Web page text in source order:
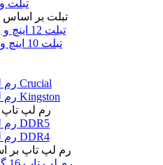
تبلت
تبلت بر
تبلت 12 اینچ و بزرگ‌تر
تبلت 10 اینچ و بزرگتر
رم لپ تاپ Crucial
رم لپ تاپ Kingston
رم لپ
رم لپ تاپ DDR5
رم لپ تاپ DDR4
رم لپ تاپ بر